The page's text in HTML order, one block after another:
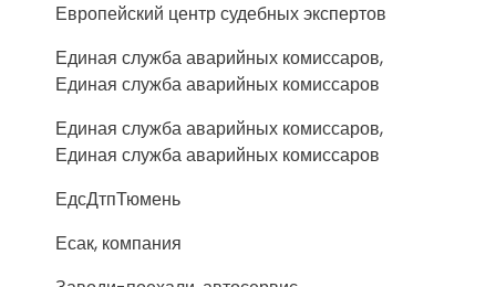
Европейский центр судебных экспертов
Единая служба аварийных комиссаров,
Единая служба аварийных комиссаров
Единая служба аварийных комиссаров,
Единая служба аварийных комиссаров
ЕдсДтпТюмень
Есак, компания